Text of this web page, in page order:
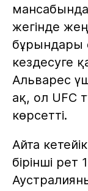
жегінде
бұрындары
кездесуге
Альварес
ақ, ол UFC
көрсетті.
Айта
бірінші рет